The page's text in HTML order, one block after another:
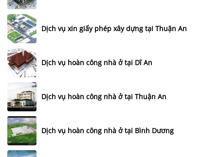
Dịch vụ xin giấy phép xây dựng tại Thuận An
Dịch vụ hoàn công nhà ở tại Dĩ An
Dịch vụ hoàn công nhà ở tại Thuận An
Dịch vụ hoàn công nhà ở tại Bình Dương